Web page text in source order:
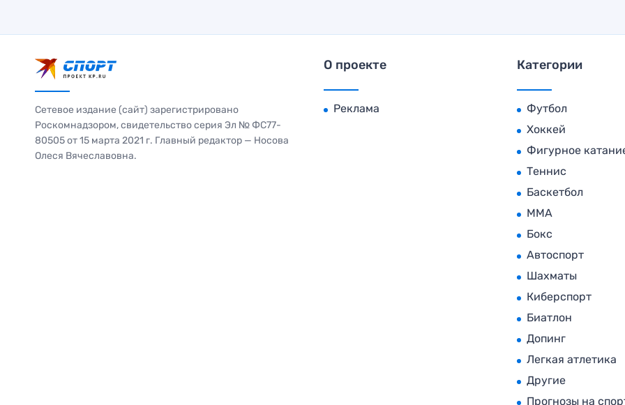
Сетевое издание (сайт) зарегистрировано
Роскомнадзором, свидетельство серия Эл № ФС77-
80505 от 15 марта 2021 г. Главный редактор — Носова
Олеся Вячеславовна.
О проекте
Реклама
Категории
Футбол
Хоккей
Фигурное
Теннис
Баскетбол
MMA
Бокс
Автоспорт
Шахматы
Киберспорт
Биатлон
Допинг
Легкая атлетика
Другие
Прогнозы на